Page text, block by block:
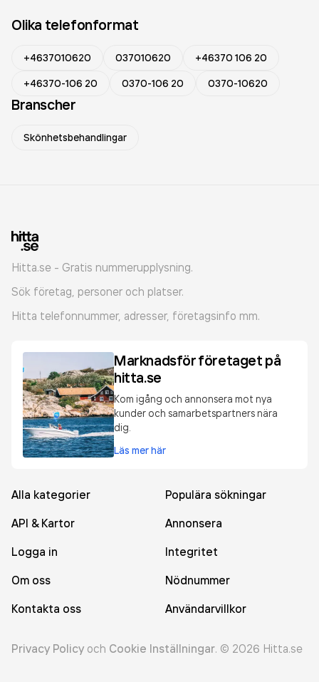
Olika telefonformat
+4637010620 037010620
+46370 106 20
+46370-106 20
0370-106 20 0370-10620
Branscher
Skönhetsbehandlingar
Hitta.se - Gratis nummerupplysning.
Sök företag, personer och platser.
Hitta telefonnummer, adresser, företagsinfo mm.
Marknadsför företaget på
hitta.se
Kom igång och annonsera mot nya
kunder och samarbetspartners nära
dig.
Läs mer här
Alla kategorier
Populära sökningar
API & Kartor
Annonsera
Logga in
Integritet
Om oss
Nödnummer
Kontakta oss
Användarvillkor
Privacy Policy och Cookie Inställningar. © 2026 Hitta.se